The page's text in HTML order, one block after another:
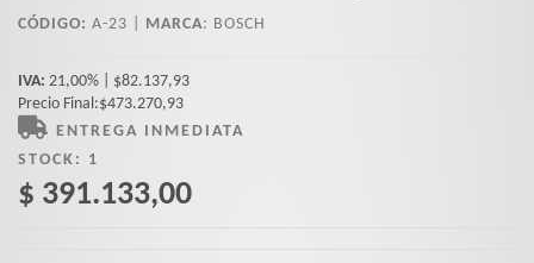
CÓDIGO: A-23 | MARCA: BOSCH
IVA: 21,00% | $82.137,93
Precio Final:$473.270,93
ENTREGA INMEDIATA
STOCK: 1
$ 391.133,00